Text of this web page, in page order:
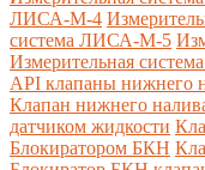
ЛИСА-М-4
система ЛИСА-М-5
Измерительная
API клапаны нижнего
Клапан нижнего
датчиком жидкости
Блокиратором БКН